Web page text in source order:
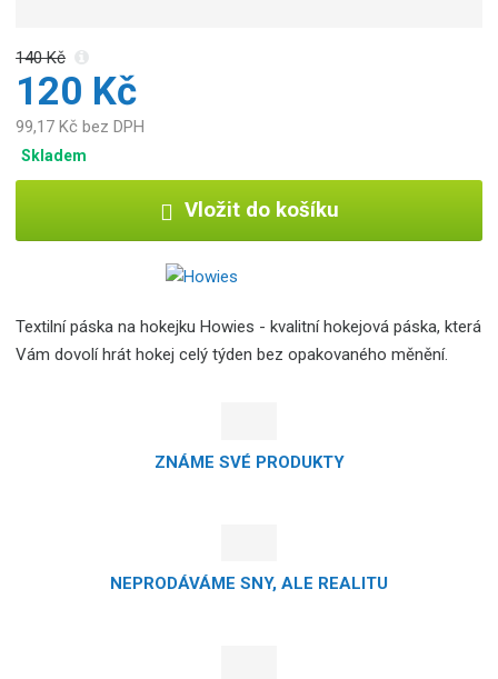
140 Kč
120 Kč
99,17 Kč bez DPH
Skladem
Vložit do košíku
Textilní páska na hokejku Howies - kvalitní hokejová páska, která
Vám dovolí hrát hokej celý týden bez opakovaného měnění.
ZNÁME SVÉ PRODUKTY
NEPRODÁVÁME SNY, ALE REALITU